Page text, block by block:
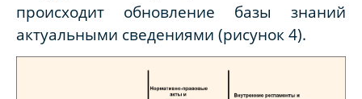
происходит обновление базы знаний
актуальными сведениями (рисунок 4).